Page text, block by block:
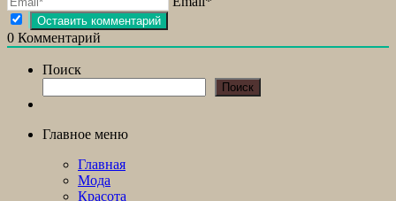
0 Комментарий
Поиск
Поиск
Главное меню
Главная
Мода
Красота